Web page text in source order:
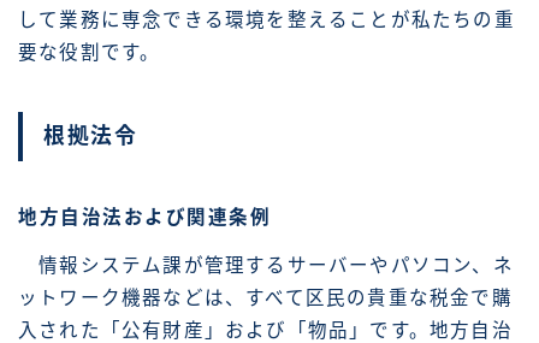
して業務に専念できる環境を整えることが私たちの重
要な役割です。
根拠法令
地方自治法および関連条例
情報システム課が管理するサーバーやパソコン、ネ
ットワーク機器などは、すべて区民の貴重な税金で購
入された「公有財産」および「物品」です。地方自治